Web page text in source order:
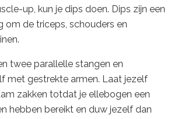
up, kun je dips doen. Dips zijn een
om de triceps, schouders en
twee parallelle stangen en
met gestrekte armen. Laat jezelf
zakken totdat je ellebogen een
hebben bereikt en duw jezelf dan